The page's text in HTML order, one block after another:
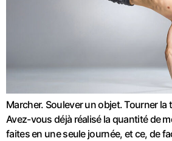
Marcher. Soulever un objet. Tourner la
Avez-vous déjà réalisé la quantité de
faites en une seule journée, et ce, de